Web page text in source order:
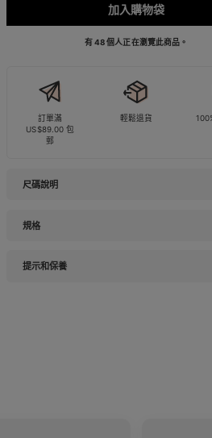
加入購物袋
有 48 個人正在瀏覽此商品。
訂單滿
US$89.00 包
郵
輕鬆退貨
尺碼說明
規格
提示和保養